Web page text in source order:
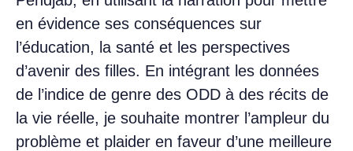
en évidence ses conséquences sur
l’éducation, la santé et les perspectives
d’avenir des filles. En intégrant les données
de l’indice de genre des ODD à des récits de
la vie réelle, je souhaite montrer l’ampleur du
problème et plaider en faveur d’une meilleure